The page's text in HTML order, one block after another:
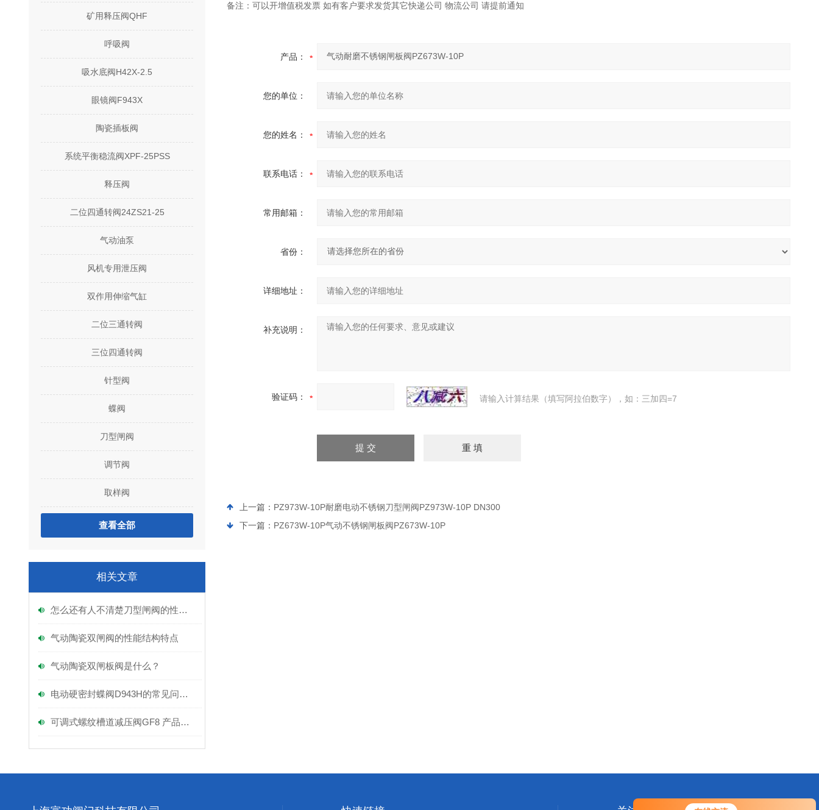
矿用释压阀QHF
呼吸阀
吸水底阀H42X-2.5
眼镜阀F943X
陶瓷插板阀
系统平衡稳流阀XPF-25PSS
释压阀
二位四通转阀24ZS21-25
气动油泵
风机专用泄压阀
双作用伸缩气缸
二位三通转阀
三位四通转阀
针型阀
蝶阀
刀型闸阀
调节阀
取样阀
查看全部
相关文章
怎么还有人不清楚刀型闸阀的性能呢？
气动陶瓷双闸阀的性能结构特点
气动陶瓷双闸板阀是什么？
电动硬密封蝶阀D943H的常见问题及解决方法如下
可调式螺纹槽道减压阀GF8 产品实拍图及产品特点
备注：可以开增值税发票 如有客户要求发货其它快递公司 物流公司 请提前通知
产品：
您的单位：
您的姓名：
联系电话：
常用邮箱：
省份：
详细地址：
补充说明：
验证码： 请输入计算结果（填写阿拉伯数字），如：三加四=7
上一篇： PZ973W-10P耐磨电动不锈钢刀型闸阀PZ973W-10P DN300
下一篇： PZ673W-10P气动不锈钢闸板阀PZ673W-10P